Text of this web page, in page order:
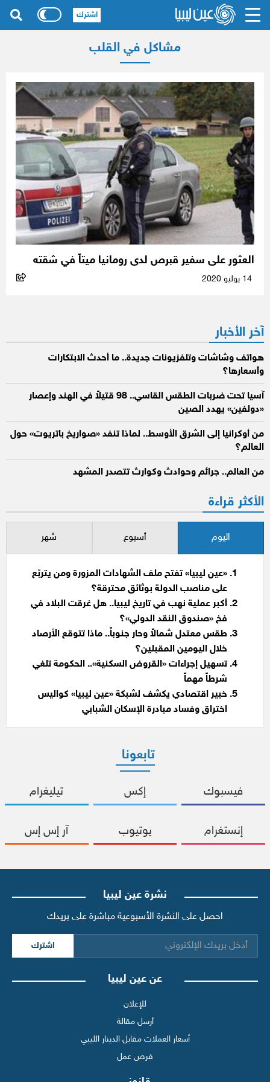
مشاكل في القلب
العثور على سفير قبرص لدى رومانيا ميتاً في شقته
آخر الأخبار
هواتف وشاشات وتلفزيونات جديدة.. ما أحدث الابتكارات
وأسعارها؟
آسيا تحت ضربات الطقس القاسي.. 98 قتيلاً في الهند وإعصار
«دولفين» يهدد الصين
من أوكرانيا إلى الشرق الأوسط.. لماذا تنفد «صواريخ باتريوت» حول
العالم؟
من العالم.. جرائم وحوادث وكوارث تتصدر المشهد
الأكثر قراءة
اليوم أسبوع شهر
«عين ليبيا» تفتح ملف الشهادات المزورة ومن يتربّع
على مناصب الدولة بوثائق محترقة؟
أكبر عملية نهب في تاريخ ليبيا.. هل غرقت البلاد في
فخ «صندوق النقد الدولي»؟
طقس معتدل شمالاً وحار جنوباً.. ماذا تتوقع الأرصاد
خلال اليومين المقبلين؟
تسهيل إجراءات «القروض السكنية».. الحكومة تلغي
شرطاً مهماً
خبير اقتصادي يكشف لشبكة «عين ليبيا» كواليس
اختراق وفساد مبادرة الإسكان الشبابي
تابعونا
فيسبوك إكس تيليغرام
إنستغرام يوتيوب آر إس إس
نشرة عين ليبيا
احصل على النشرة الأسبوعية مباشرة على بريدك
اشترك
عن عين ليبيا
للإعلان
أرسل مقالة
أسعار العملات مقابل الدينار الليبي
فرص عمل
اشترك